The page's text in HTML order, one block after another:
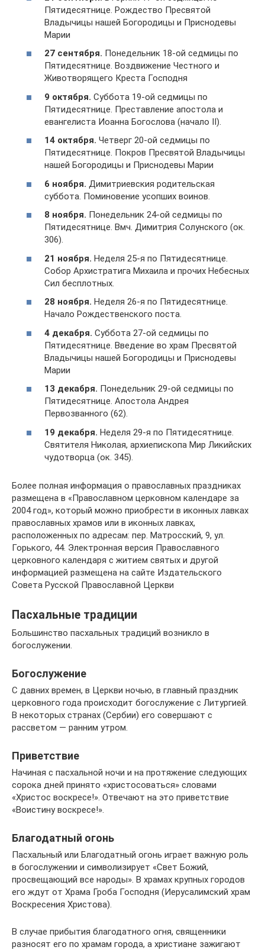
Пятидесятнице. Рождество Пресвятой
Владычицы нашей Богородицы и Приснодевы
Марии
27 сентября. Понедельник 18-ой седмицы по
Пятидесятнице. Воздвижение Честного и
Животворящего Креста Господня
9 октября. Суббота 19-ой седмицы по
Пятидесятнице. Преставление апостола и
евангелиста Иоанна Богослова (начало II).
14 октября. Четверг 20-ой седмицы по
Пятидесятнице. Покров Пресвятой Владычицы
нашей Богородицы и Приснодевы Марии
6 ноября. Димитриевския родительская
суббота. Поминовение усопших воинов.
8 ноября. Понедельник 24-ой седмицы по
Пятидесятнице. Вмч. Димитрия Солунского (ок.
306).
21 ноября. Неделя 25-я по Пятидесятнице.
Собор Архистратига Михаила и прочих Небесных
Сил бесплотных.
28 ноября. Неделя 26-я по Пятидесятнице.
Начало Рождественского поста.
4 декабря. Суббота 27-ой седмицы по
Пятидесятнице. Введение во храм Пресвятой
Владычицы нашей Богородицы и Приснодевы
Марии
13 декабря. Понедельник 29-ой седмицы по
Пятидесятнице. Апостола Андрея
Первозванного (62).
19 декабря. Неделя 29-я по Пятидесятнице.
Святителя Николая, архиепископа Мир Ликийских
чудотворца (ок. 345).
Более полная информация о православных праздниках
размещена в «Православном церковном календаре за
2004 год», который можно приобрести в иконных лавках
православных храмов или в иконных лавках,
расположенных по адресам: пер. Матросский, 9, ул.
Горького, 44. Электронная версия Православного
церковного календаря с житием святых и другой
информацией размещена на сайте Издательского
Совета Русской Православной Церкви
Пасхальные традиции
Большинство пасхальных традиций возникло в
богослужении.
Богослужение
С давних времен, в Церкви ночью, в главный праздник
церковного года происходит богослужение с Литургией.
В некоторых странах (Сербии) его совершают с
рассветом — ранним утром.
Приветствие
Начиная с пасхальной ночи и на протяжение следующих
сорока дней принято «христосоваться» словами
«Христос воскресе!». Отвечают на это приветствие
«Воистину воскресе!».
Благодатный огонь
Пасхальный или Благодатный огонь играет важную роль
в богослужении и символизирует «Свет Божий,
просвещающий все народы». В храмах крупных городов
его ждут от Храма Гроба Господня (Иерусалимский храм
Воскресения Христова).
В случае прибытия благодатного огня, священники
разносят его по храмам города, а христиане зажигают